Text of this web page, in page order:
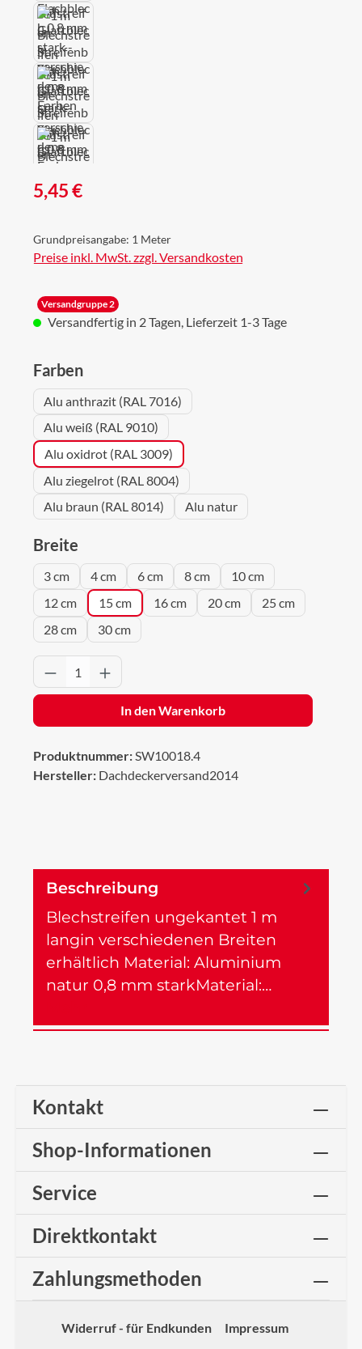
Regulärer Preis:
5,45 €
Grundpreisangabe: 1 Meter
Preise inkl. MwSt. zzgl. Versandkosten
Versandgruppe 2
Versandfertig in 2 Tagen, Lieferzeit 1-3 Tage
Farbenauswählen
Alu anthrazit (RAL 7016)
Alu weiß (RAL 9010)
Alu oxidrot (RAL 3009)
Alu ziegelrot (RAL 8004)
Alu braun (RAL 8014)
Alu natur
Breite
3 cm 4 cm 6 cm 8 cm
10 cm
12 cm
15 cm 16 cm 20 cm
25 cm
28 cm
30 cm
Produkt Anzahl: Gib den gewünschten
In den Warenkorb
Produktnummer:SW10018.4
Hersteller: Dachdeckerversand2014
Beschreibung
Blechstreifen ungekantet 1 m
langin verschiedenen Breiten
erhältlich Material: Aluminium
natur 0,8 mm starkMaterial:…
Kontakt
Shop-Informationen
Service
Direktkontakt
Zahlungsmethoden
Widerruf - für Endkunden
Impressum